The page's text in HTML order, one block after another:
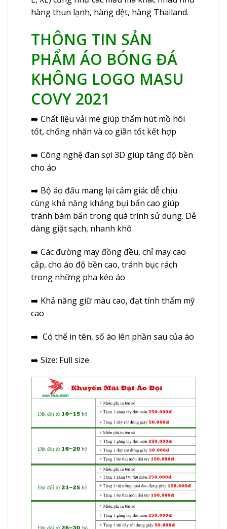
hàng thun lạnh, hàng dệt, hàng Thailand.
THÔNG TIN SẢN
PHẨM ÁO BÓNG ĐÁ
KHÔNG LOGO MASU
COVY 2021
➡️ Chất liệu vải mè giúp thấm hút mồ hôi
tốt, chống nhăn và co giãn tốt kết hợp
➡️ Công nghệ đan sợi 3D giúp tăng độ bền
cho áo
➡️ Bộ áo đấu mang lại cảm giác dễ chịu
cùng khả năng kháng bụi bẩn cao giúp
tránh bám bẩn trong quá trình sử dụng. Dễ
dàng giặt sạch, nhanh khô
➡️ Các đường may đồng đều, chỉ may cao
cấp, cho áo độ bền cao, tránh bục rách
trong những pha kéo áo
➡️ Khả năng giữ màu cao, đạt tính thẩm mỹ
cao
➡️ Có thể in tên, số áo lên phần sau của áo
➡️ Size: Full size